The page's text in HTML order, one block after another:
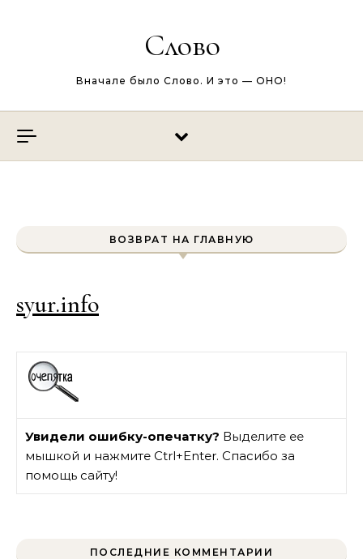
Слово
Вначале было Слово. И это — ОНО!
ВОЗВРАТ НА ГЛАВНУЮ
syur.info
Увидели ошибку-опечатку? Выделите ее
мышкой и нажмите Ctrl+Enter. Спасибо за
помощь сайту!
ПОСЛЕДНИЕ КОММЕНТАРИИ